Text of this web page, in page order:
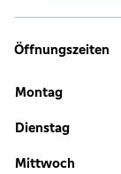
Öffnungszeiten
Montag
Dienstag
Mittwoch